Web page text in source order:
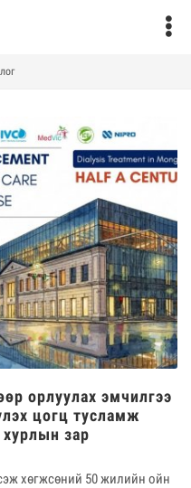
орлуулах эмчилгээ
цогц тусламж
зар
хөгжсөний 50 жилийн ойн